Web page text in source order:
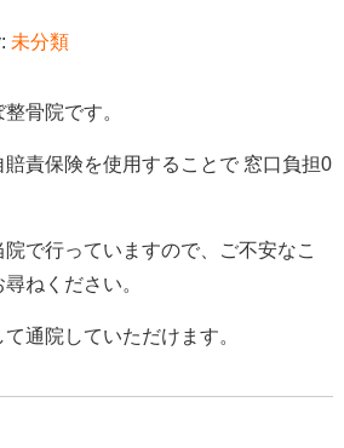
未分類
骨院です。
責保険を使用することで 窓口負担0
で行っていますので、ご不安なこ
ねください。
通院していただけます。